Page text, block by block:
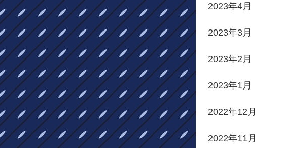
2023年4月
2023年3月
2023年2月
2023年1月
2022年12月
2022年11月